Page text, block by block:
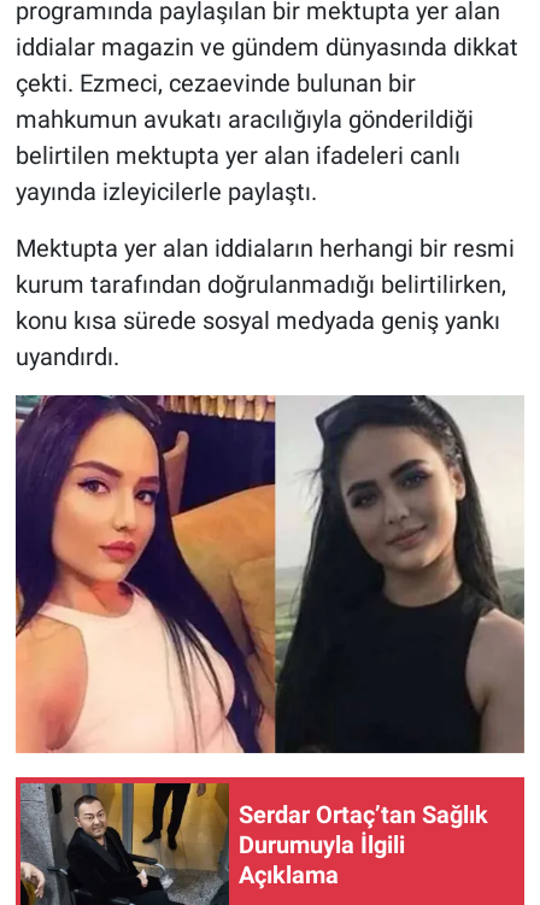
programında paylaşılan bir mektupta yer alan
iddialar magazin ve gündem dünyasında dikkat
çekti. Ezmeci, cezaevinde bulunan bir
mahkumun avukatı aracılığıyla gönderildiği
belirtilen mektupta yer alan ifadeleri canlı
yayında izleyicilerle paylaştı.
Mektupta yer alan iddiaların herhangi bir resmi
kurum tarafından doğrulanmadığı belirtilirken,
konu kısa sürede sosyal medyada geniş yankı
uyandırdı.
Serdar Ortaç’tan Sağlık
Durumuyla İlgili
Açıklama
POLİTİKA
SPOR
Bilim, Teknoloji